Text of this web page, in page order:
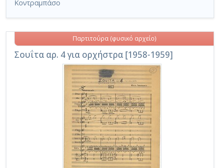
Κοντραμπάσο
Σουΐτα αρ. 4 για ορχήστρα [1958-1959]
Παρτιτούρα (φυσικό αρχείο)